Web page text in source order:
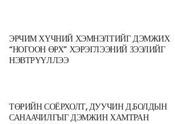
ЭРЧИМ ХҮЧНИЙ ХЭМНЭЛТИЙГ ДЭМЖИХ
“НОГООН ӨРХ” ХЭРЭГЛЭЭНИЙ ЗЭЭЛИЙГ
НЭВТРҮҮЛЛЭЭ
ТӨРИЙН СОЁРХОЛТ, ДУУЧИН Д.БОЛДЫН
САНААЧИЛГЫГ ДЭМЖИН ХАМТРАН